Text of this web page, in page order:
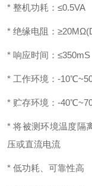
* 整机功耗：≤0.5VA
* 绝缘电阻：
* 响应时间：≤350mS
* 工作环境：-
* 贮存环境：-
* 将被测环境温度隔
压或直流电流
* 低功耗、可靠性高